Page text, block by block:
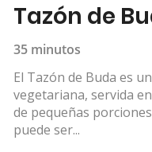
Tazón de
35 minutos
El Tazón de Buda es
vegetariana, servida
de pequeñas
puede ser...